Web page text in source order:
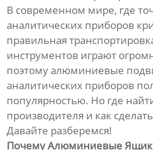
В современном мире, где
аналитических приборов
правильная
инструментов играют
поэтому алюминиевые
аналитических приборов
популярностью. Но где
производителя и как
Давайте разберемся!
Почему Алюминиевые